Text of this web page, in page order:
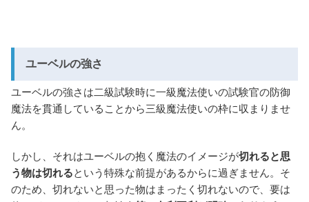
ユーベルの強さ
ユーベルの強さは二級試験時に一級魔法使いの試験官の防御
魔法を貫通していることから三級魔法使いの枠に収まりませ
ん。
しかし、それはユーベルの抱く魔法のイメージが切れると思
う物は切れるという特殊な前提があるからに過ぎません。そ
のため、切れないと思った物はまったく切れないので、要は